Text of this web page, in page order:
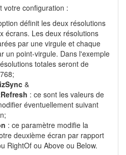
votre configuration :
définit les deux résolutions
écrans. Les deux résolutions
par une virgule et chaque
un point-virgule. Dans l'exemple
totales seront de
&
: ce sont les valeurs de
éventuellement suivant
: ce paramètre modifie la
deuxième écran par rapport
RightOf ou Above ou Below.